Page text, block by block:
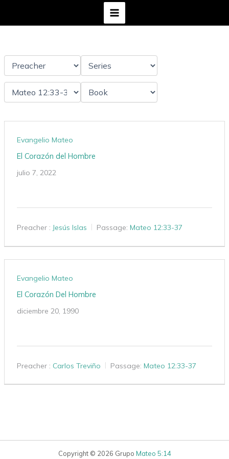
Evangelio Mateo
El Corazón del Hombre
julio 7, 2022
Preacher : Jesús Islas Passage: Mateo 12:33-37
Evangelio Mateo
El Corazón Del Hombre
diciembre 20, 1990
Preacher : Carlos Treviño Passage: Mateo 12:33-37
Copyright © 2026 Grupo Mateo 5:14